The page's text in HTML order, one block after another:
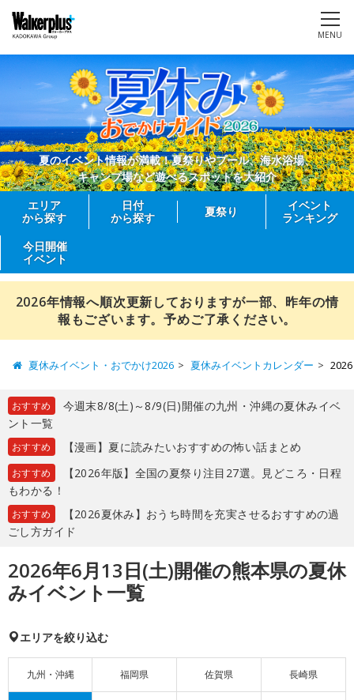
MENU
夏のイベント情報が満載！夏祭りやプール、海水浴場、
キャンプ場など遊べるスポットを大紹介
エリア
から探す
日付
から探す
夏祭り
イベント
ランキング
今日開催
イベント
2026年情報へ順次更新しておりますが一部、昨年の情
報もございます。予めご了承ください。
夏休みイベント・おでかけ2026 夏休みイベントカレンダー
おすすめ
今週末8/8(土)～8/9(日)開催の九州・沖縄の夏休みイベ
ント一覧
おすすめ 【漫画】夏に読みたいおすすめの怖い話まとめ
おすすめ
【2026年版】全国の夏祭り注目27選。見どころ・日程
もわかる！
おすすめ
【2026夏休み】おうち時間を充実させるおすすめの過
ごし方ガイド
2026年6月13日(土)開催の熊本県の夏休
みイベント一覧
エリアを絞り込む
九州・沖縄 福岡県 佐賀県 長崎県